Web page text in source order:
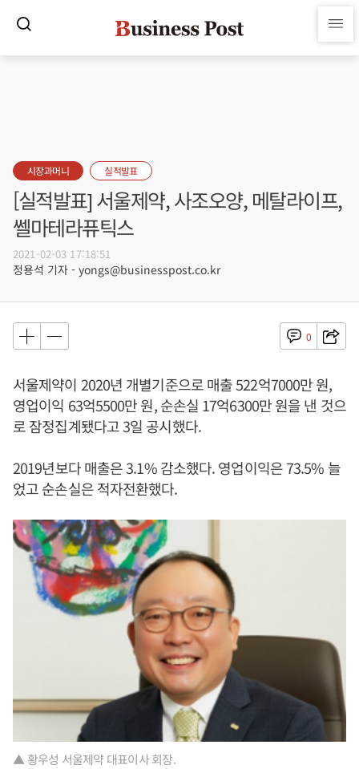
시장과머니 실적발표
[실적발표] 서울제약, 사조오양, 메탈라이프,
쎌마테라퓨틱스
2021-02-03 17:18:51
정용석 기자 - yongs@businesspost.co.kr
0
서울제약이 2020년 개별기준으로 매출 522억7000만 원,
영업이익 63억5500만 원, 순손실 17억6300만 원을 낸 것으
로 잠정집계됐다고 3일 공시했다.
2019년보다 매출은 3.1% 감소했다. 영업이익은 73.5% 늘
었고 순손실은 적자전환했다.
▲ 황우성 서울제약 대표이사 회장.